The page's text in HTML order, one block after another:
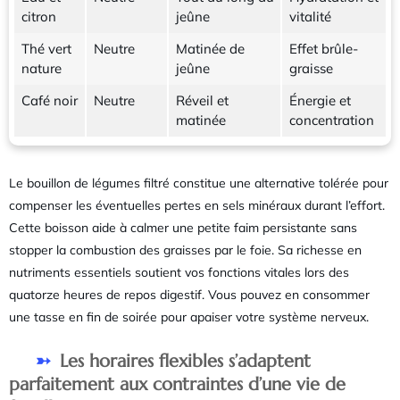
citron
jeûne
vitalité
Thé vert
nature
Neutre
Matinée de
jeûne
Effet brûle-
graisse
Café noir
Neutre
Réveil et
matinée
Énergie et
concentration
Le bouillon de légumes filtré constitue une alternative tolérée pour
compenser les éventuelles pertes en sels minéraux durant l’effort.
Cette boisson aide à calmer une petite faim persistante sans
stopper la combustion des graisses par le foie. Sa richesse en
nutriments essentiels soutient vos fonctions vitales lors des
quatorze heures de repos digestif. Vous pouvez en consommer
une tasse en fin de soirée pour apaiser votre système nerveux.
Les horaires flexibles s’adaptent
parfaitement aux contraintes d’une vie de